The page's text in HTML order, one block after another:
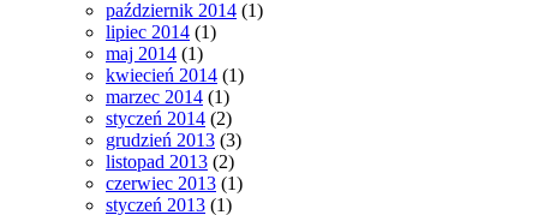
październik 2014 (1)
lipiec 2014 (1)
maj 2014 (1)
kwiecień 2014 (1)
marzec 2014 (1)
styczeń 2014 (2)
grudzień 2013 (3)
listopad 2013 (2)
czerwiec 2013 (1)
styczeń 2013 (1)